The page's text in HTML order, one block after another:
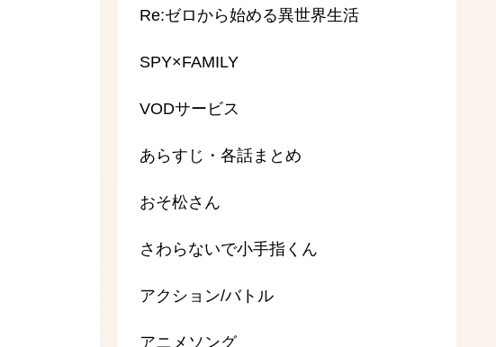
Re:ゼロから始める異世界生活
SPY×FAMILY
VODサービス
あらすじ・各話まとめ
おそ松さん
さわらないで小手指くん
アクション/バトル
アニメソング